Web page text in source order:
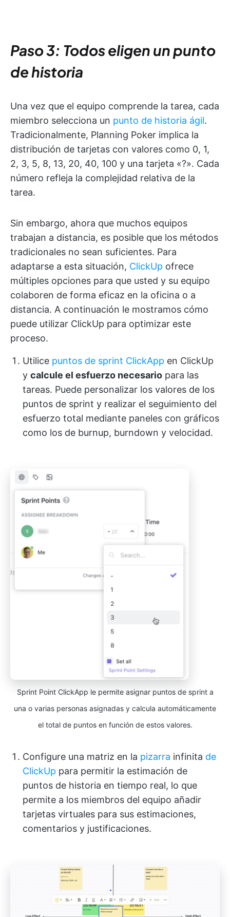
Paso 3: Todos eligen un punto
de historia
Una vez que el equipo comprende la tarea, cada
miembro selecciona un punto de historia ágil.
Tradicionalmente, Planning Poker implica la
distribución de tarjetas con valores como 0, 1,
2, 3, 5, 8, 13, 20, 40, 100 y una tarjeta «?». Cada
número refleja la complejidad relativa de la
tarea.
Sin embargo, ahora que muchos equipos
trabajan a distancia, es posible que los métodos
tradicionales no sean suficientes. Para
adaptarse a esta situación, ClickUp ofrece
múltiples opciones para que usted y su equipo
colaboren de forma eficaz en la oficina o a
distancia. A continuación le mostramos cómo
puede utilizar ClickUp para optimizar este
proceso.
Utilice puntos de sprint ClickApp en ClickUp
y calcule el esfuerzo necesario para las
tareas. Puede personalizar los valores de los
puntos de sprint y realizar el seguimiento del
esfuerzo total mediante paneles con gráficos
como los de burnup, burndown y velocidad.
Sprint Point ClickApp le permite asignar puntos de sprint a
una o varias personas asignadas y calcula automáticamente
el total de puntos en función de estos valores.
Configure una matriz en la pizarra infinita de
ClickUp para permitir la estimación de
puntos de historia en tiempo real, lo que
permite a los miembros del equipo añadir
tarjetas virtuales para sus estimaciones,
comentarios y justificaciones.